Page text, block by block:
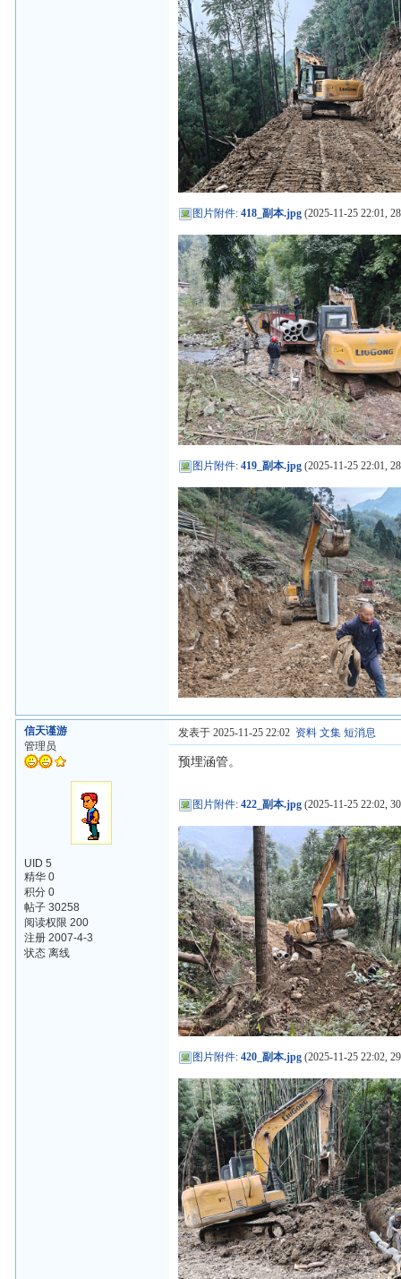
图片附件:418_副本.jpg (2025-11-25 22:01,
图片附件:419_副本.jpg (2025-11-25 22:01,
信天谨游
管理员
UID 5
精华 0
积分 0
帖子 30258
阅读权限 200
注册 2007-4-3
状态 离线
发表于 2025-11-25 22:02 资料 文集 短消息
预埋涵管。
图片附件:422_副本.jpg (2025-11-25 22:02,
图片附件:420_副本.jpg (2025-11-25 22:02,